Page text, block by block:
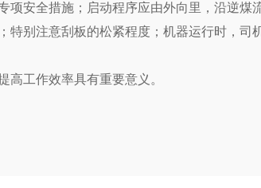
安全措施；启动程序应由外向里，沿逆
别注意刮板的松紧程度；机器运行时，
工作效率具有重要意义。